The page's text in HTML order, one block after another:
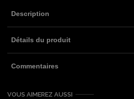
Description
Détails du produit
Commentaires
VOUS AIMEREZ AUSSI